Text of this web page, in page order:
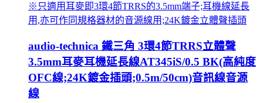
※只適用耳麥即3環4節TRRS的3.5mm端子;耳機線延長
用,亦可作同規格器材的音源線用;24K鍍金立體聲插頭
audio-technica 鐵三角 3環4節TRRS立體聲
3.5mm耳麥耳機延長線AT345iS/0.5 BK(高純度
OFC線;24K鍍金插頭;0.5m/50cm)音訊線音源
線